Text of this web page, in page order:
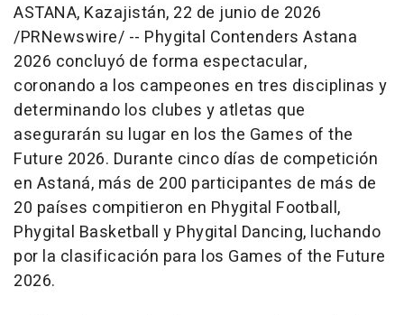
ASTANA, Kazajistán, 22 de junio de 2026
/PRNewswire/ -- Phygital Contenders Astana
2026 concluyó de forma espectacular,
coronando a los campeones en tres disciplinas y
determinando los clubes y atletas que
asegurarán su lugar en los the Games of the
Future 2026. Durante cinco días de competición
en Astaná, más de 200 participantes de más de
20 países compitieron en Phygital Football,
Phygital Basketball y Phygital Dancing, luchando
por la clasificación para los Games of the Future
2026.